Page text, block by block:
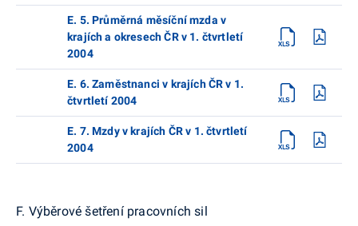
E. 5. Průměrná měsíční mzda v
krajích a okresech ČR v 1. čtvrtletí
2004
E. 6. Zaměstnanci v krajích ČR v 1.
čtvrtletí 2004
E. 7. Mzdy v krajích ČR v 1. čtvrtletí
2004
F. Výběrové šetření pracovních sil